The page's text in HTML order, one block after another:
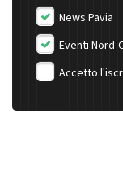
News Pavia
Eventi Nord-
Accetto